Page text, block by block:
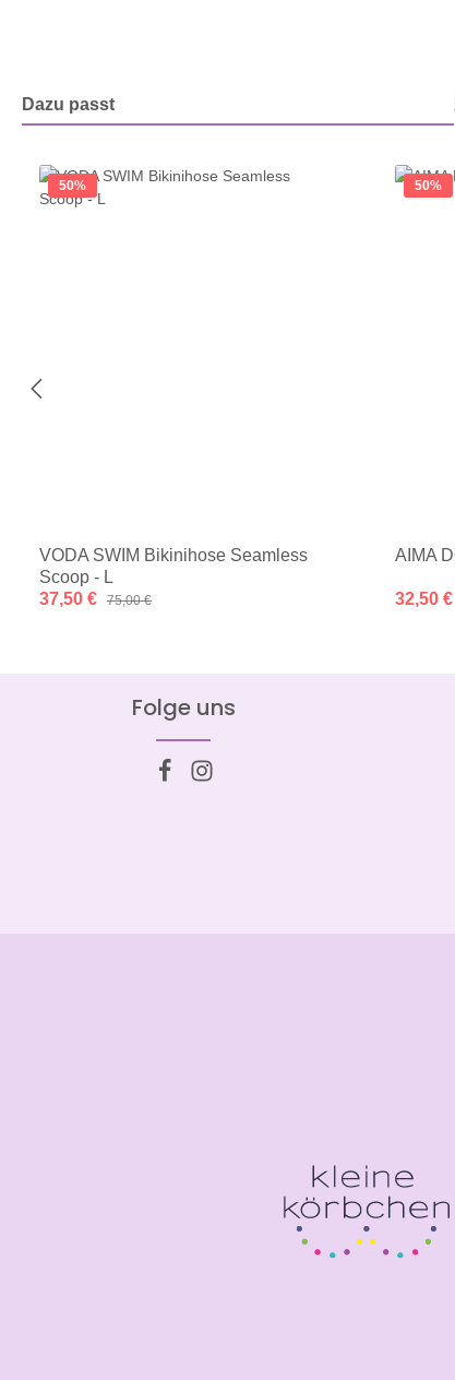
Dazu passt
50%
VODA SWIM Bikinihose Seamless
Scoop - L
Verkaufspreis:
37,50 € Regulärer Preis:
75,00 €
50%
AIMA
32,50 €
Folge uns